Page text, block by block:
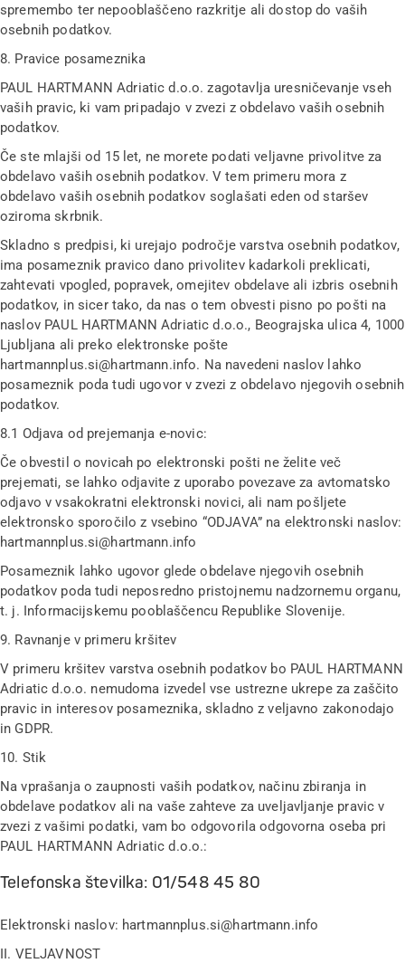
spremembo ter nepooblaščeno razkritje ali dostop do vaših
osebnih podatkov.
8. Pravice posameznika
PAUL HARTMANN Adriatic d.o.o. zagotavlja uresničevanje vseh
vaših pravic, ki vam pripadajo v zvezi z obdelavo vaših osebnih
podatkov.
Če ste mlajši od 15 let, ne morete podati veljavne privolitve za
obdelavo vaših osebnih podatkov. V tem primeru mora z
obdelavo vaših osebnih podatkov soglašati eden od staršev
oziroma skrbnik.
Skladno s predpisi, ki urejajo področje varstva osebnih podatkov,
ima posameznik pravico dano privolitev kadarkoli preklicati,
zahtevati vpogled, popravek, omejitev obdelave ali izbris osebnih
podatkov, in sicer tako, da nas o tem obvesti pisno po pošti na
naslov PAUL HARTMANN Adriatic d.o.o., Beograjska ulica 4, 1000
Ljubljana ali preko elektronske pošte
hartmannplus.si@hartmann.info. Na navedeni naslov lahko
posameznik poda tudi ugovor v zvezi z obdelavo njegovih osebnih
podatkov.
8.1 Odjava od prejemanja e-novic:
Če obvestil o novicah po elektronski pošti ne želite več
prejemati, se lahko odjavite z uporabo povezave za avtomatsko
odjavo v vsakokratni elektronski novici, ali nam pošljete
elektronsko sporočilo z vsebino “ODJAVA” na elektronski naslov:
hartmannplus.si@hartmann.info
Posameznik lahko ugovor glede obdelave njegovih osebnih
podatkov poda tudi neposredno pristojnemu nadzornemu organu,
t. j. Informacijskemu pooblaščencu Republike Slovenije.
9. Ravnanje v primeru kršitev
V primeru kršitev varstva osebnih podatkov bo PAUL HARTMANN
Adriatic d.o.o. nemudoma izvedel vse ustrezne ukrepe za zaščito
pravic in interesov posameznika, skladno z veljavno zakonodajo
in GDPR.
10. Stik
Na vprašanja o zaupnosti vaših podatkov, načinu zbiranja in
obdelave podatkov ali na vaše zahteve za uveljavljanje pravic v
zvezi z vašimi podatki, vam bo odgovorila odgovorna oseba pri
PAUL HARTMANN Adriatic d.o.o.:
Telefonska številka: 01/548 45 80
Elektronski naslov: hartmannplus.si@hartmann.info
II. VELJAVNOST